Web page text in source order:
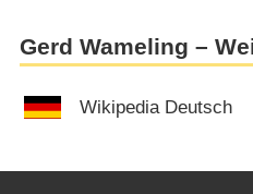
Gerd Wameling –
Wikipedia Deutsch